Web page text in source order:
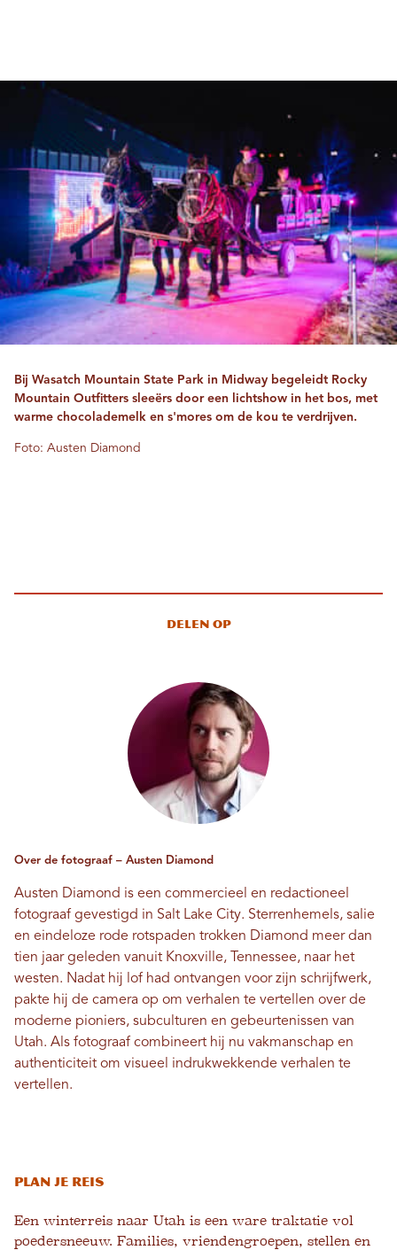
Bij Wasatch Mountain State Park in Midway begeleidt Rocky
Mountain Outfitters sleeërs door een lichtshow in het bos, met
warme chocolademelk en s'mores om de kou te verdrijven.
Foto: Austen Diamond
Delen op
Over de fotograaf – Austen Diamond
Austen Diamond is een commercieel en redactioneel
fotograaf gevestigd in Salt Lake City. Sterrenhemels, salie
en eindeloze rode rotspaden trokken Diamond meer dan
tien jaar geleden vanuit Knoxville, Tennessee, naar het
westen. Nadat hij lof had ontvangen voor zijn schrijfwerk,
pakte hij de camera op om verhalen te vertellen over de
moderne pioniers, subculturen en gebeurtenissen van
Utah. Als fotograaf combineert hij nu vakmanschap en
authenticiteit om visueel indrukwekkende verhalen te
vertellen.
Plan je reis
Een winterreis naar Utah is een ware traktatie vol
poedersneeuw. Families, vriendengroepen, stellen en